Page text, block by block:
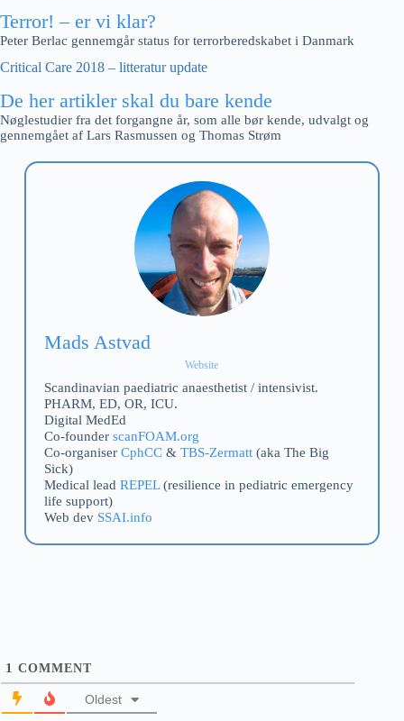
Terror! – er vi klar?
Peter Berlac gennemgår status for terrorberedskabet i Danmark
Critical Care 2018 – litteratur update
De her artikler skal du bare kende
Nøglestudier fra det forgangne år, som alle bør kende, udvalgt og
gennemgået af Lars Rasmussen og Thomas Strøm
Mads Astvad
Website
Scandinavian paediatric anaesthetist / intensivist.
PHARM, ED, OR, ICU.
Digital MedEd
Co-founder scanFOAM.org
Co-organiser CphCC& TBS-Zermatt(aka The Big
Sick)
Medical lead REPEL(resilience in pediatric emergency
life support)
Web dev SSAI.info
1 COMMENT
Oldest